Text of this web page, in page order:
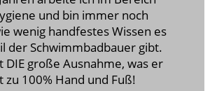
und bin immer noch
wenig handfestes Wissen es
der Schwimmbadbauer gibt.
DIE große Ausnahme, was er
100% Hand und Fuß!